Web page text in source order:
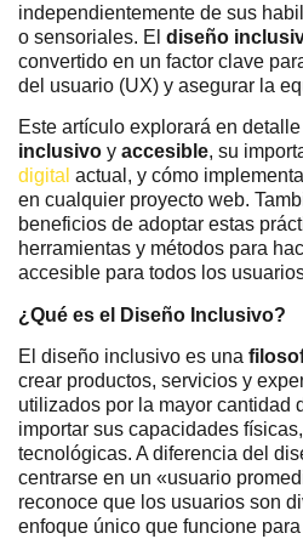
independientemente de sus
o sensoriales. El diseño
convertido en un factor clave
del usuario (UX) y asegurar la
Este artículo explorará en
inclusivo y accesible, su
digital actual, y cómo
en cualquier proyecto web.
beneficios de adoptar estas
herramientas y métodos para
accesible para todos los
¿Qué es el Diseño Inclusivo?
El diseño inclusivo es una
crear productos, servicios y
utilizados por la mayor cantidad
importar sus capacidades
tecnológicas. A diferencia del
centrarse en un «usuario
reconoce que los usuarios son
enfoque único que funcione para